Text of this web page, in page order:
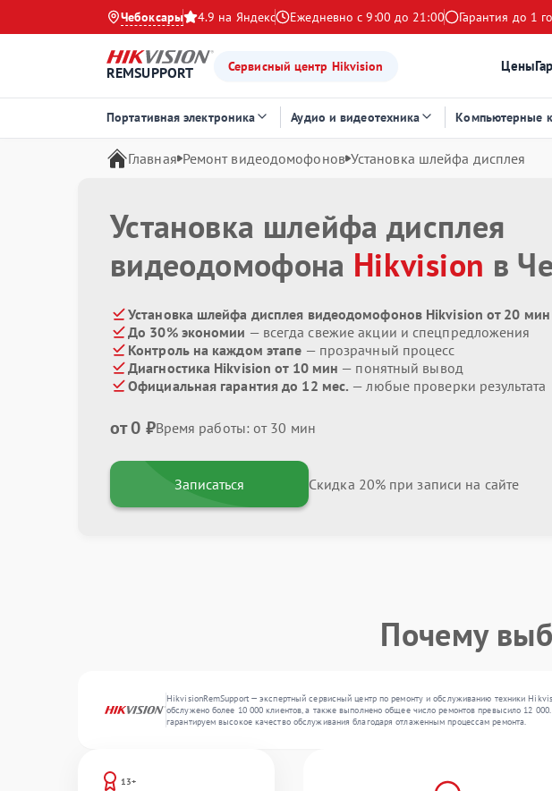
Чебоксары 4.9 на Яндекс Ежедневно с 9:00 до 21:00 Гарантия до 1
REMSUPPORT Сервисный центр Hikvision Цены
Портативная электроника Аудио и видеотехника Компьютерные
Главная Ремонт видеодомофонов Установка шлейфа дисплея
Установка шлейфа дисплея
видеодомофона Hikvision в
Установка шлейфа дисплея видеодомофонов Hikvision от 20 мин
До 30% экономии — всегда свежие акции и спецпредложения
Контроль на каждом этапе — прозрачный процесс
Диагностика Hikvision от 10 мин — понятный вывод
Официальная гарантия до 12 мес. — любые проверки результата
от 0 ₽Время работы: от 30 мин
Записаться Скидка 20% при записи на сайте
Почему
HikvisionRemSupport — экспертный сервисный центр по ремонту и обслуживанию техники
обслужено более 10 000 клиентов, а также выполнено общее число ремонтов превысило 12
гарантируем высокое качество обслуживания благодаря отлаженным процессам ремонта.
13+